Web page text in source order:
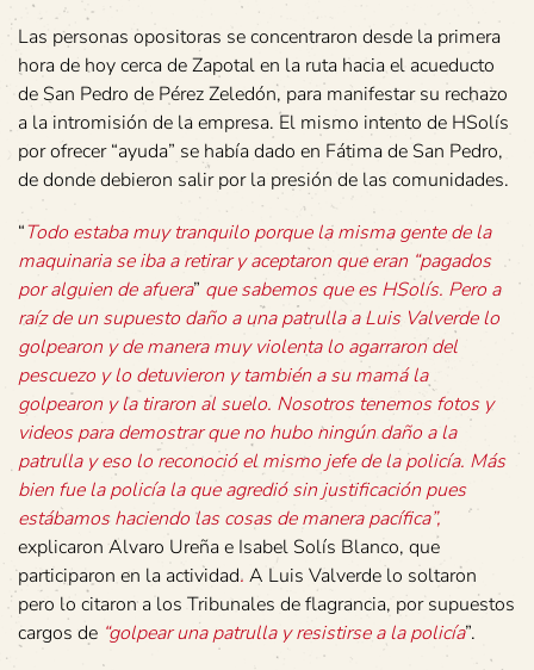
Las personas opositoras se concentraron desde la primera
hora de hoy cerca de Zapotal en la ruta hacia el acueducto
de San Pedro de Pérez Zeledón, para manifestar su rechazo
a la intromisión de la empresa. El mismo intento de HSolís
por ofrecer “ayuda” se había dado en Fátima de San Pedro,
de donde debieron salir por la presión de las comunidades.
“Todo estaba muy tranquilo porque la misma gente de la
maquinaria se iba a retirar y aceptaron que eran “pagados
por alguien de afuera” que sabemos que es HSolís. Pero a
raíz de un supuesto daño a una patrulla a Luis Valverde lo
golpearon y de manera muy violenta lo agarraron del
pescuezo y lo detuvieron y también a su mamá la
golpearon y la tiraron al suelo. Nosotros tenemos fotos y
videos para demostrar que no hubo ningún daño a la
patrulla y eso lo reconoció el mismo jefe de la policía. Más
bien fue la policía la que agredió sin justificación pues
estábamos haciendo las cosas de manera pacífica”,
explicaron Alvaro Ureña e Isabel Solís Blanco, que
participaron en la actividad. A Luis Valverde lo soltaron
pero lo citaron a los Tribunales de flagrancia, por supuestos
cargos de “golpear una patrulla y resistirse a la policía”.